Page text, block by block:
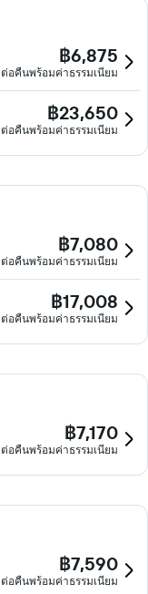
฿6,875
ต่อคืนพร้อมค่าธรรมเนียม
฿23,650
ต่อคืนพร้อมค่าธรรมเนียม
฿7,080
ต่อคืนพร้อมค่าธรรมเนียม
฿17,008
ต่อคืนพร้อมค่าธรรมเนียม
฿7,170
ต่อคืนพร้อมค่าธรรมเนียม
฿7,590
ต่อคืนพร้อมค่าธรรมเนียม